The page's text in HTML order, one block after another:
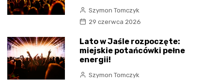
Szymon Tomczyk
29 czerwca 2026
Lato w Jaśle rozpoczęte:
miejskie potańcówki pełne
energii!
Szymon Tomczyk